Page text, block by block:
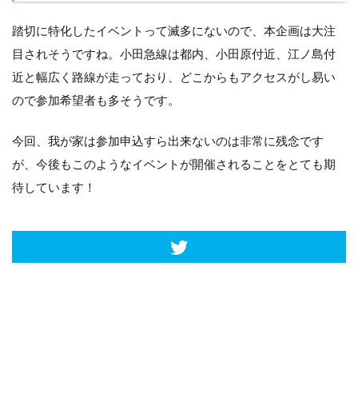
踏切に特化したイベントって滅多にないので、本企画は大注
目されそうですね。小田急線は都内、小田原付近、江ノ島付
近と幅広く路線が走っており、どこからもアクセスがし易い
ので参加希望者も多そうです。
今回、我が家は参加申込すら出来ないのは非常に残念です
が、今後もこのようなイベントが開催されることをとても期
待しています！